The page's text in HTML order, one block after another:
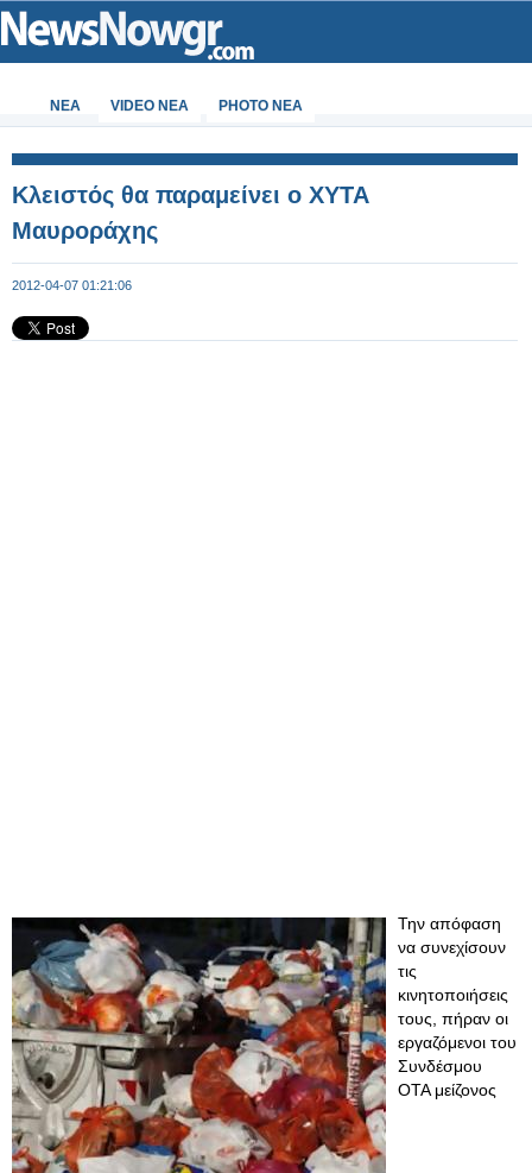
ΝΕΑ VIDEO NEA PHOTO NEA
Κλειστός θα παραμείνει ο ΧΥΤΑ
Μαυροράχης
2012-04-07 01:21:06
Την απόφαση
να συνεχίσουν
τις
κινητοποιήσεις
τους, πήραν οι
εργαζόμενοι του
Συνδέσμου
ΟΤΑ μείζονος